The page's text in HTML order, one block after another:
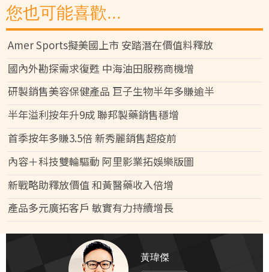
您也可能喜歡...
Amer Sports擬美國上市 安踏潛在價值料釋放
國內外勘探需求復甦 中海油田服務商機增
研製銷售美容保健產品 巨子生物半年多賺逾半
半年溢利按年升9成 聯邦製藥銷售穩增
首季按年多賺3.5倍 新秀麗銷售超疫前
內容＋科技雙輪驅動 阿里影業拓娛樂版圖
新戰略助釋放價值 和黃醫藥收入倍增
產品多元廣拓客戶 敏實有力持續增長
黃瑋傑